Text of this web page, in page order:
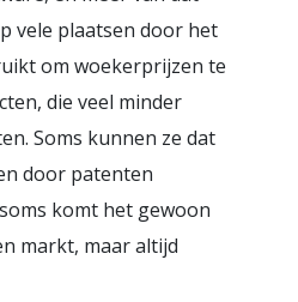
vele plaatsen door het
om woekerprijzen te
die veel minder
Soms kunnen ze dat
door patenten
komt het gewoon
markt, maar altijd